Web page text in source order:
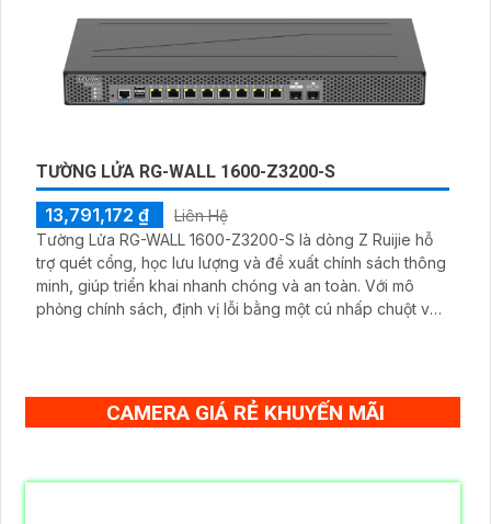
BỘ CAMERA IMOU IP WIFI GIÁ RẺ
4,400,000 ₫
8,000,000 ₫
Bộ 4 Camera IP Wi-Fi IMOU IPC-F32P sẽ mang đến trãi
nghiệm giám sát hiệu quả và vượt trội cho gia đình của
bạn với độ phân giải 3MP cùng với khả năng thu âm cực
CAMERA QUAN SÁT ĐỀ XUẤT